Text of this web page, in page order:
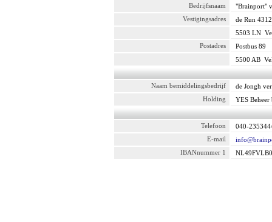
Bedrijfsnaam
"Brainport"
Vestigingsadres
de Run
5503 LN
Postadres
Postbus 89
5500 AB
Naam bemiddelingsbedrijf
de Jongh
Holding
YES Beheer
Telefoon
040-
E-mail
IBANnummer 1